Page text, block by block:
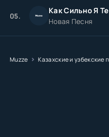
05. Как Сильно Я
Новая Песня
Muzze Казахские и узбекские